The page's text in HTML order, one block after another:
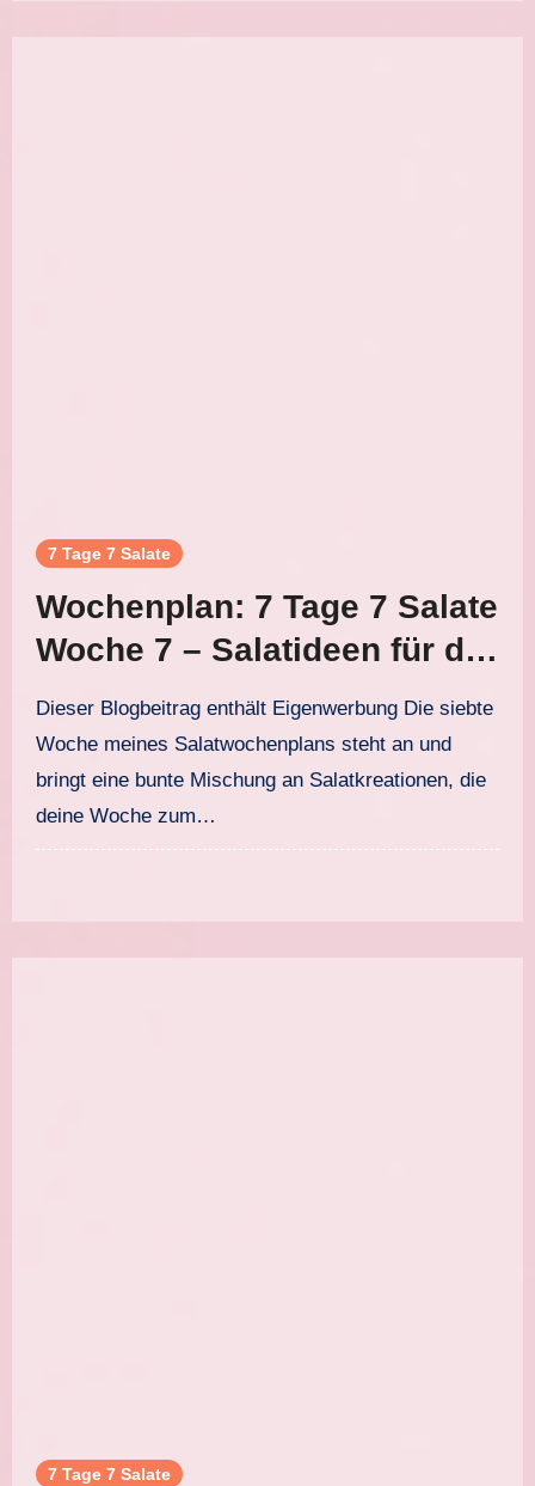
7 Tage 7 Salate
Wochenplan: 7 Tage 7 Salate
Woche 7 – Salatideen für die
ganze Woche
Dieser Blogbeitrag enthält Eigenwerbung Die siebte
Woche meines Salatwochenplans steht an und
bringt eine bunte Mischung an Salatkreationen, die
deine Woche zum…
7 Tage 7 Salate